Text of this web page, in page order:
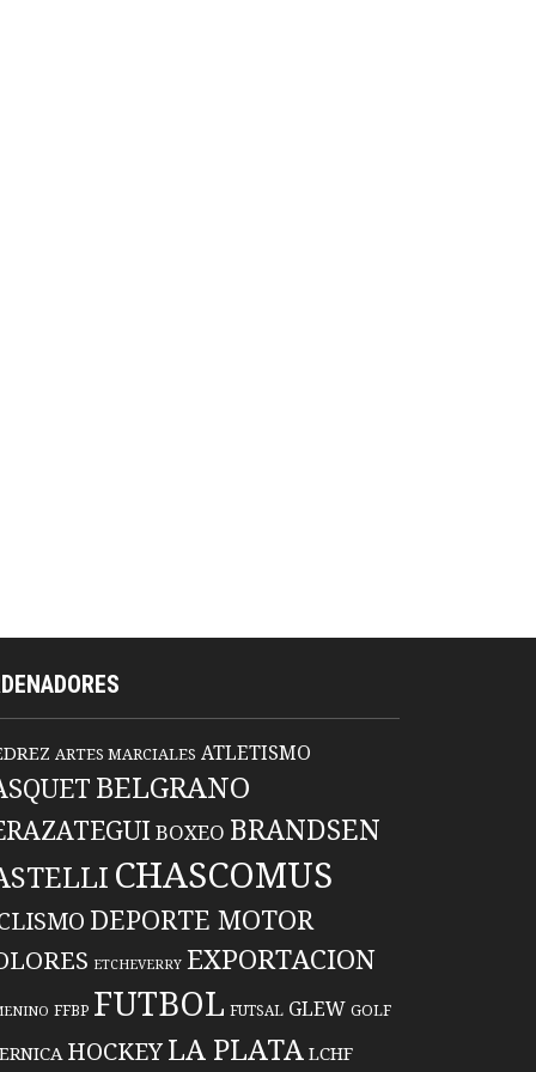
ARTES MARCIALES ATLETISMO
BELGRANO
BOXEO BRANDSEN
CHASCOMUS
DEPORTE MOTOR
ETCHEVERRY EXPORTACION
FFBP FUTBOL FUTSAL GLEW GOLF
HOCKEYLA PLATA LCHF